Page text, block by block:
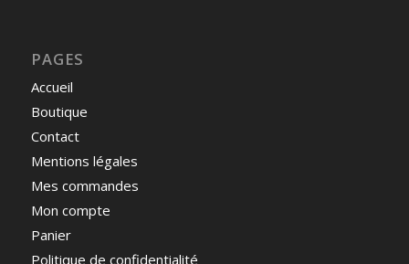
PAGES
Accueil
Boutique
Contact
Mentions légales
Mes commandes
Mon compte
Panier
Politique de confidentialité